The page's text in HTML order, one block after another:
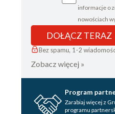
informacje o
nowościach
DOŁĄCZ TERAZ
Bez spamu, 1-2
Zobacz więcej »
Program
Zarabiaj więcej z
programu